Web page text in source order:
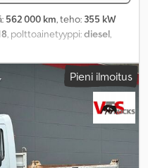
562 000 km, teho: 355 kW
, polttoainetyyppi:diesel,
, vaihteistotyyppi:
, Valmistusvuosi:2018,
(ESP),
Pieni ilmoitus